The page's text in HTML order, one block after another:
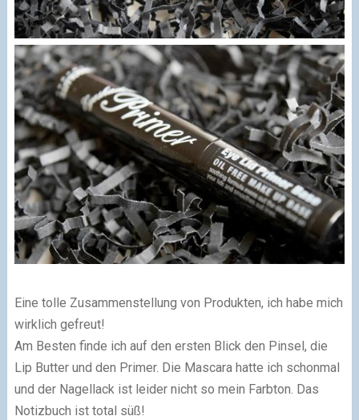
Eine tolle Zusammenstellung von Produkten, ich habe mich
wirklich gefreut!
Am Besten finde ich auf den ersten Blick den Pinsel, die
Lip Butter und den Primer. Die Mascara hatte ich schonmal
und der Nagellack ist leider nicht so mein Farbton. Das
Notizbuch ist total süß!